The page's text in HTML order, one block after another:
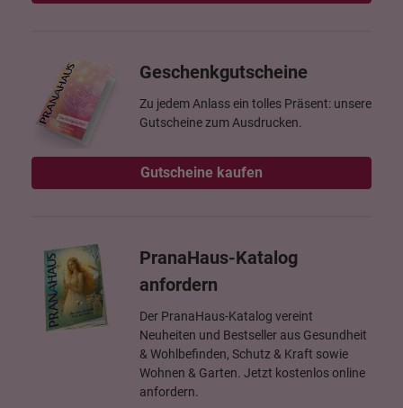
Geschenkgutscheine
Zu jedem Anlass ein tolles Präsent: unsere
Gutscheine zum Ausdrucken.
Gutscheine kaufen
PranaHaus-Katalog
anfordern
Der PranaHaus-Katalog vereint
Neuheiten und Bestseller aus Gesundheit
& Wohlbefinden, Schutz & Kraft sowie
Wohnen & Garten. Jetzt kostenlos online
anfordern.